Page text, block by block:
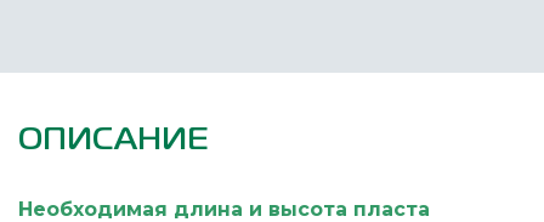
ОПИСАНИЕ
Необходимая длина и высота пласта